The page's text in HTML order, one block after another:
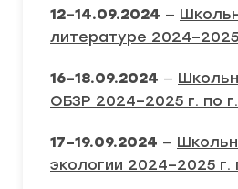
12–14.09.2024 —
литературе
16–18.09.2024 —
ОБЗР 2024–2025 г. по
17–19.09.2024 —
экологии 2024–2025 г.